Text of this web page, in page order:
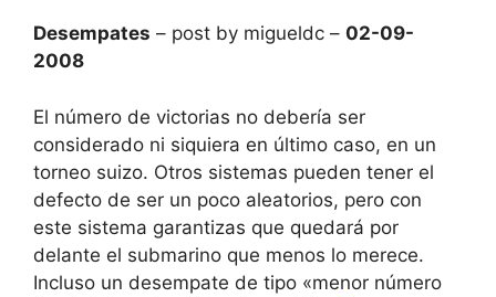
Desempates – post by migueldc – 02-09-
2008
El número de victorias no debería ser
considerado ni siquiera en último caso, en un
torneo suizo. Otros sistemas pueden tener el
defecto de ser un poco aleatorios, pero con
este sistema garantizas que quedará por
delante el submarino que menos lo merece.
Incluso un desempate de tipo «menor número